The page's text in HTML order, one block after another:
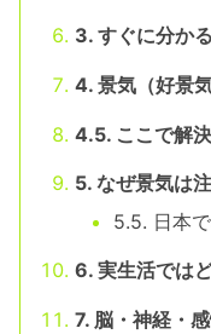
3. すぐに分か
4. 景気（好景
4.5. ここで解
5. なぜ景気は
5.5. 日本
6. 実生活では
7. 脳・神経・